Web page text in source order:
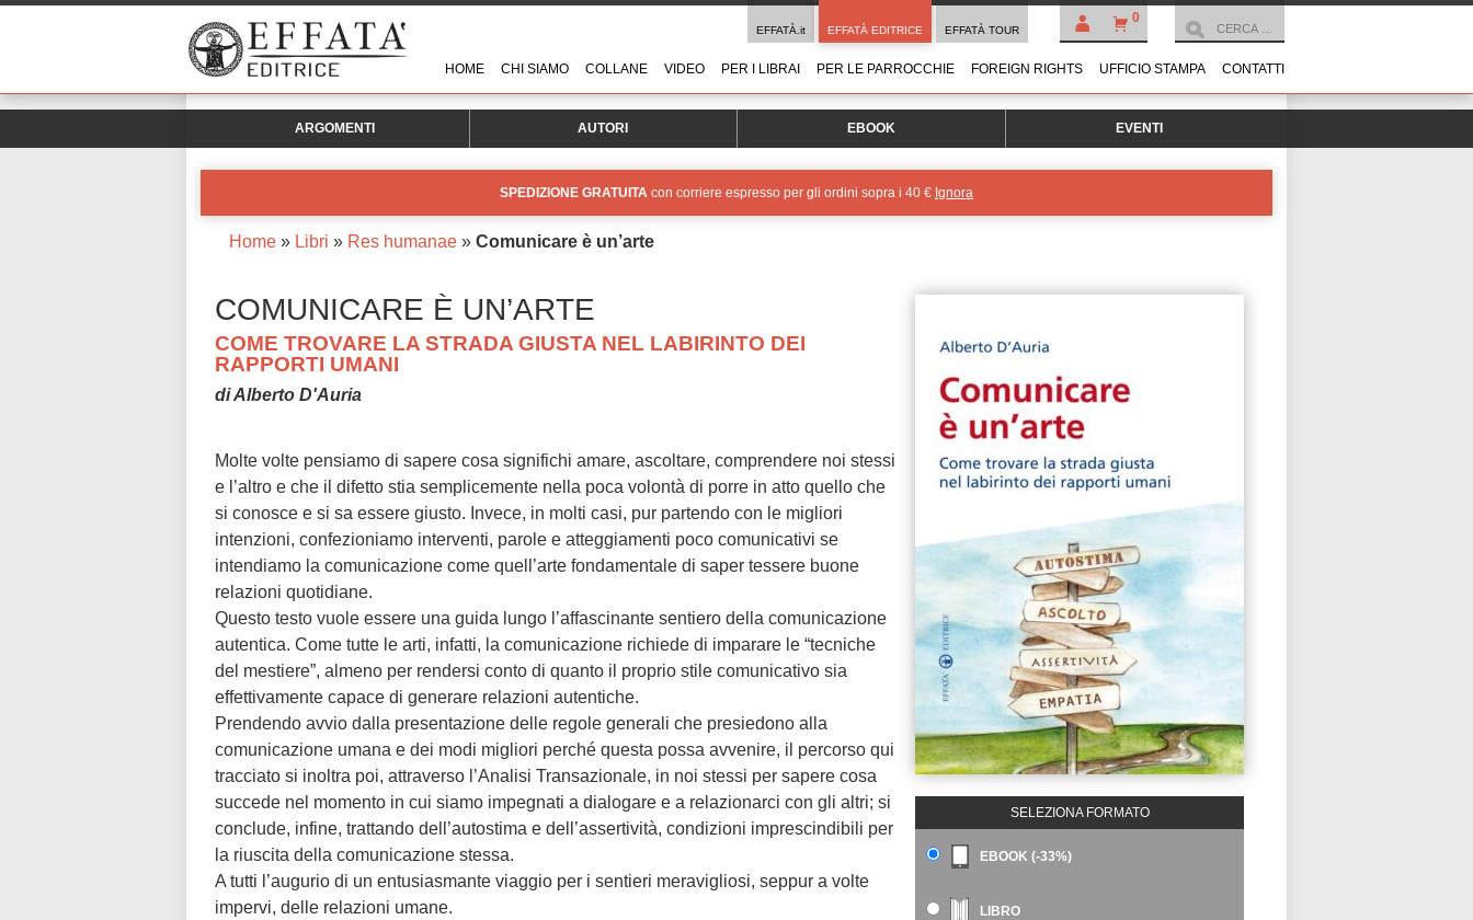
0
EFFATÀ.it EFFATÀ EDITRICE EFFATÀ TOUR
HOME CHI SIAMO COLLANE VIDEO PER I LIBRAI PER LE PARROCCHIE FOREIGN RIGHTS UFFICIO STAMPA CONTATTI
ARGOMENTI AUTORI EBOOK EVENTI
SPEDIZIONE GRATUITA con corriere espresso per gli ordini sopra i 40 € Ignora
Home » Libri » Res humanae » Comunicare è un’arte
SELEZIONA FORMATO
EBOOK (-33%)
LIBRO
COMUNICARE È UN’ARTE
COME TROVARE LA STRADA GIUSTA NEL LABIRINTO DEI
RAPPORTI UMANI
di Alberto D'Auria
Molte volte pensiamo di sapere cosa significhi amare, ascoltare, comprendere noi stessi
e l’altro e che il difetto stia semplicemente nella poca volontà di porre in atto quello che
si conosce e si sa essere giusto. Invece, in molti casi, pur partendo con le migliori
intenzioni, confezioniamo interventi, parole e atteggiamenti poco comunicativi se
intendiamo la comunicazione come quell’arte fondamentale di saper tessere buone
relazioni quotidiane.
Questo testo vuole essere una guida lungo l’affascinante sentiero della comunicazione
autentica. Come tutte le arti, infatti, la comunicazione richiede di imparare le “tecniche
del mestiere”, almeno per rendersi conto di quanto il proprio stile comunicativo sia
effettivamente capace di generare relazioni autentiche.
Prendendo avvio dalla presentazione delle regole generali che presiedono alla
comunicazione umana e dei modi migliori perché questa possa avvenire, il percorso qui
tracciato si inoltra poi, attraverso l’Analisi Transazionale, in noi stessi per sapere cosa
succede nel momento in cui siamo impegnati a dialogare e a relazionarci con gli altri; si
conclude, infine, trattando dell’autostima e dell’assertività, condizioni imprescindibili per
la riuscita della comunicazione stessa.
A tutti l’augurio di un entusiasmante viaggio per i sentieri meravigliosi, seppur a volte
impervi, delle relazioni umane.